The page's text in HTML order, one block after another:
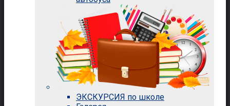
ЭКСКУРСИЯ по школе